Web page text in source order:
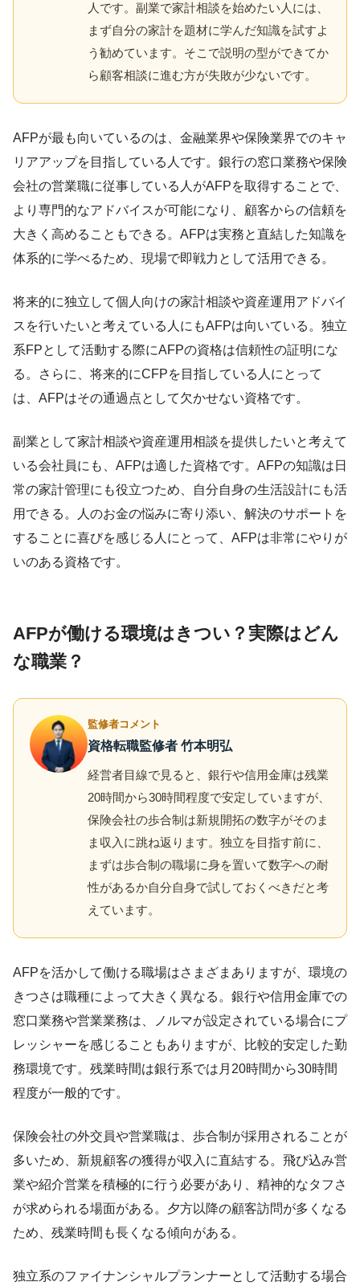
人です。副業で家計相談を始めたい人には、
まず自分の家計を題材に学んだ知識を試すよ
う勧めています。そこで説明の型ができてか
ら顧客相談に進む方が失敗が少ないです。
AFPが最も向いているのは、金融業界や保険業界でのキャ
リアアップを目指している人です。銀行の窓口業務や保険
会社の営業職に従事している人がAFPを取得することで、
より専門的なアドバイスが可能になり、顧客からの信頼を
大きく高めることもできる。AFPは実務と直結した知識を
体系的に学べるため、現場で即戦力として活用できる。
将来的に独立して個人向けの家計相談や資産運用アドバイ
スを行いたいと考えている人にもAFPは向いている。独立
系FPとして活動する際にAFPの資格は信頼性の証明にな
る。さらに、将来的にCFPを目指している人にとって
は、AFPはその通過点として欠かせない資格です。
副業として家計相談や資産運用相談を提供したいと考えて
いる会社員にも、AFPは適した資格です。AFPの知識は日
常の家計管理にも役立つため、自分自身の生活設計にも活
用できる。人のお金の悩みに寄り添い、解決のサポートを
することに喜びを感じる人にとって、AFPは非常にやりが
いのある資格です。
AFPが働ける環境はきつい？実際はどん
な職業？
監修者コメント
資格転職監修者 竹本明弘
経営者目線で見ると、銀行や信用金庫は残業
20時間から30時間程度で安定していますが、
保険会社の歩合制は新規開拓の数字がそのま
ま収入に跳ね返ります。独立を目指す前に、
まずは歩合制の職場に身を置いて数字への耐
性があるか自分自身で試しておくべきだと考
えています。
AFPを活かして働ける職場はさまざまありますが、環境の
きつさは職種によって大きく異なる。銀行や信用金庫での
窓口業務や営業業務は、ノルマが設定されている場合にプ
レッシャーを感じることもありますが、比較的安定した勤
務環境です。残業時間は銀行系では月20時間から30時間
程度が一般的です。
保険会社の外交員や営業職は、歩合制が採用されることが
多いため、新規顧客の獲得が収入に直結する。飛び込み営
業や紹介営業を積極的に行う必要があり、精神的なタフさ
が求められる場面がある。夕方以降の顧客訪問が多くなる
ため、残業時間も長くなる傾向がある。
独立系のファイナンシャルプランナーとして活動する場合